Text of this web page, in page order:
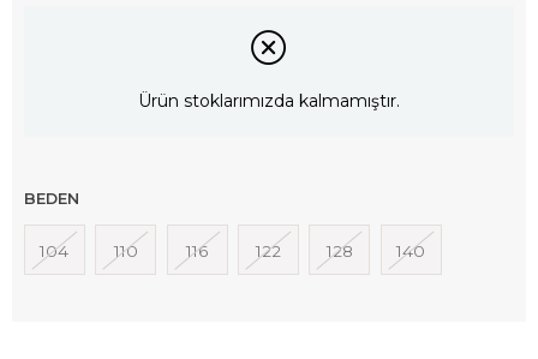
Ürün stoklarımızda kalmamıştır.
BEDEN
104 110 116 122 128 140